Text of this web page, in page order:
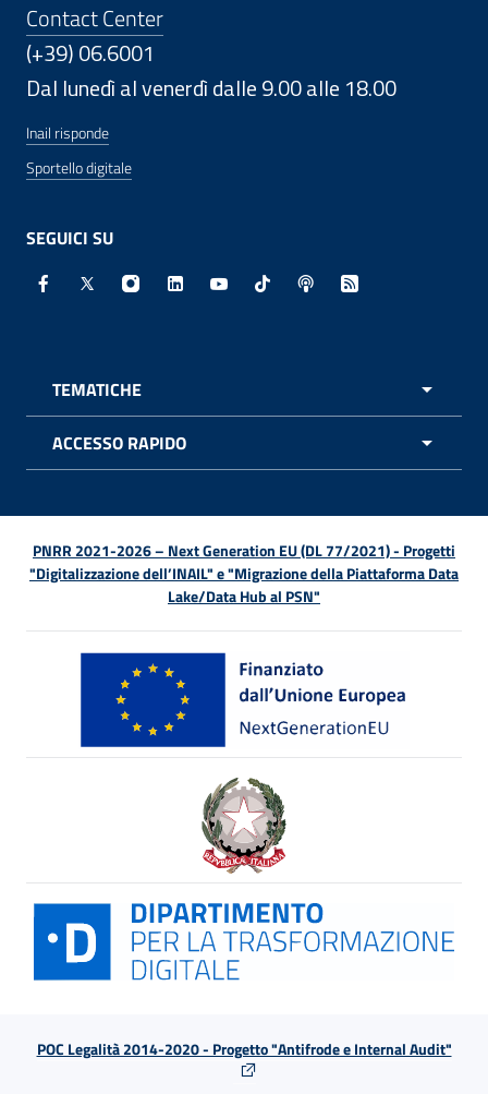
Contact Center
(+39) 06.6001
Dal lunedì al venerdì dalle 9.00 alle 18.00
Inail risponde
Sportello digitale
SEGUICI SU
Facebook - Sito esterno - Apertura in nuova finestra
X - Sito esterno - Apertura in nuova finestra
Instagram - Sito esterno - Apertura in
Linkedin - Sito esterno - Apertura in
Youtube - Sito esterno -
TikTok - Sito esterno -
Spreaker - Sito
Feed RSS -
TEMATICHE
ACCESSO RAPIDO
PNRR 2021-2026 – Next Generation EU (DL 77/2021) - Progetti
"Digitalizzazione dell’INAIL" e "Migrazione della Piattaforma Data
Lake/Data Hub al PSN"
POC Legalità 2014-2020 - Progetto "Antifrode e Internal Audit"